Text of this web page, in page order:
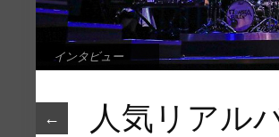
インタビュー
←
人気リアル